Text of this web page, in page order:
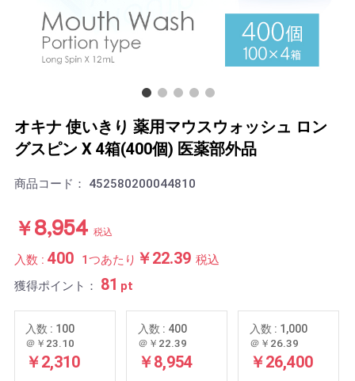
オキナ 使いきり 薬用マウスウォッシュ ロン
グスピン X 4箱(400個) 医薬部外品
商品コード： 452580200044810
￥8,954 税込
入数 : 400 1つあたり ￥22.39 税込
獲得ポイント： 81 pt
入数 : 100
＠￥23.10
￥2,310
入数 : 400
＠￥22.39
￥8,954
入数 : 1,000
＠￥26.39
￥26,400